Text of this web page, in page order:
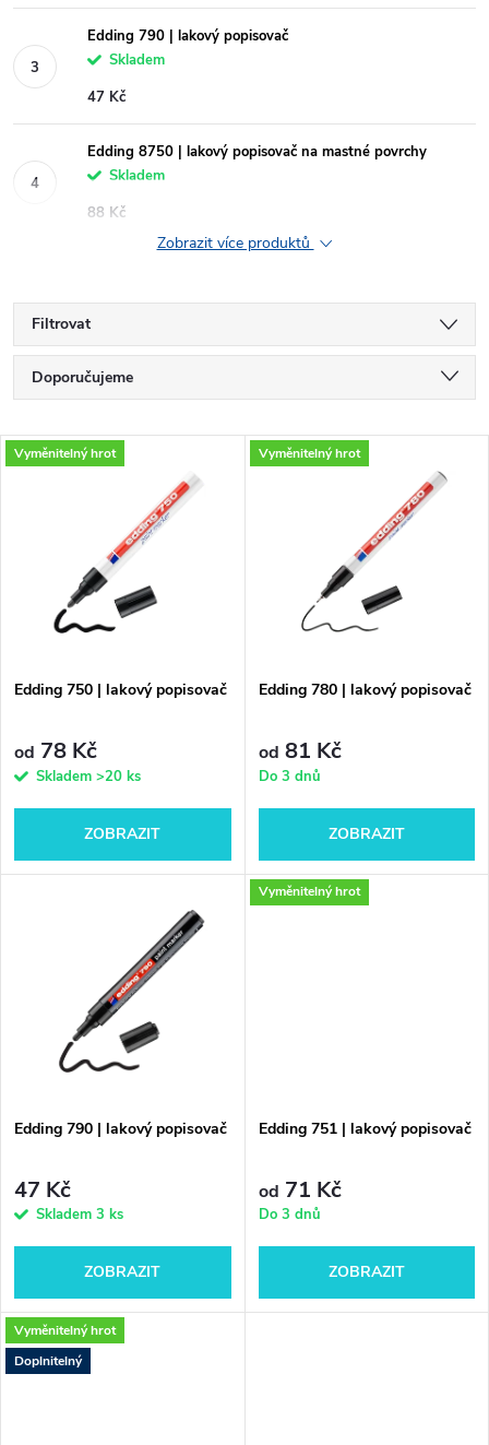
Edding 790 | lakový popisovač
Skladem
47 Kč
Edding 8750 | lakový popisovač na mastné povrchy
Skladem
88 Kč
Zobrazit více produktů
Filtrovat
Ř
a
p
r
o
d
Doporučujeme
Nejdražší
V
s
p
r
ů
Vyměnitelný hrot
Edding 750 | lakový popisovač
od 78 Kč
Skladem >20 ks
ZOBRAZIT
Vyměnitelný hrot
Edding 780 | lakový popisovač
od 81 Kč
Do 3 dnů
ZOBRAZIT
Edding 790 | lakový popisovač
47 Kč
Skladem 3 ks
ZOBRAZIT
Vyměnitelný hrot
Edding 751 | lakový popisovač
od 71 Kč
Do 3 dnů
ZOBRAZIT
Vyměnitelný hrot
Doplnitelný